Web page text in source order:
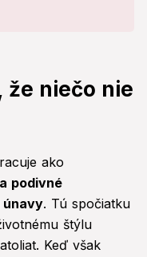
že niečo nie
ako
podivné
únavy. Tú spočiatku
štýlu
Keď však